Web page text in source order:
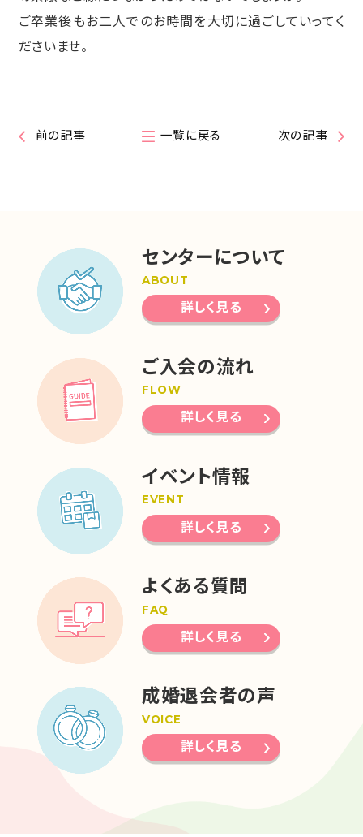
ご卒業後もお二人でのお時間を大切に過ごしていってく
ださいませ。
前の記事 一覧に戻る 次の記事
センターについて
ABOUT
詳しく見る
ご入会の流れ
FLOW
詳しく見る
イベント情報
EVENT
詳しく見る
よくある質問
FAQ
詳しく見る
成婚退会者の声
VOICE
詳しく見る